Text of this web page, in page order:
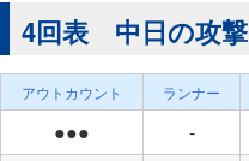
4回表 中日の攻撃
アウトカウント ランナー
●●● -